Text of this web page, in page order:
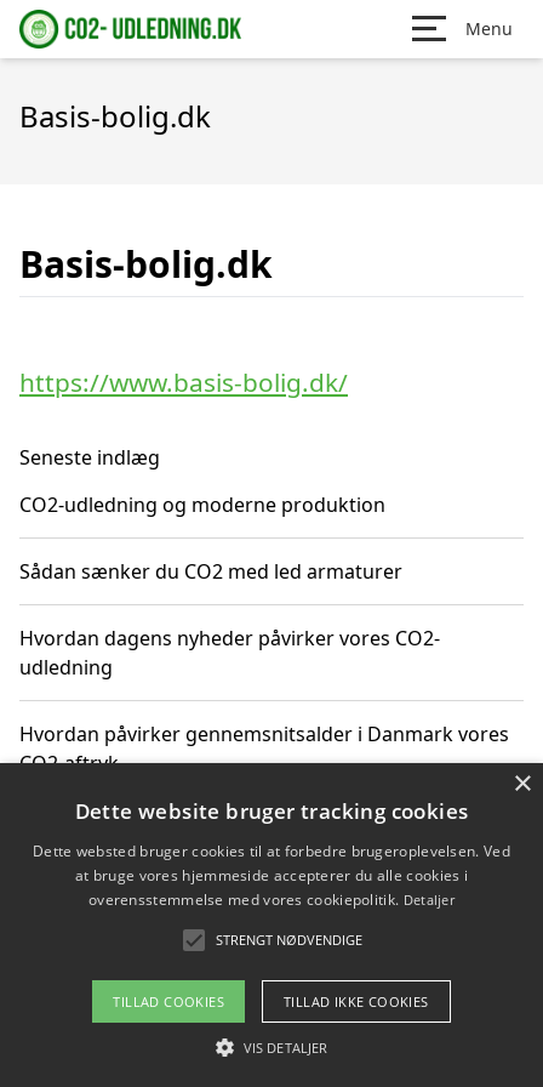
Menu
Basis-bolig.dk
Basis-bolig.dk
https://www.basis-bolig.dk/
Seneste indlæg
CO2-udledning og moderne produktion
Sådan sænker du CO2 med led armaturer
Hvordan dagens nyheder påvirker vores CO2-
udledning
Hvordan påvirker gennemsnitsalder i Danmark vores
CO2-aftryk
Hvordan nyheder om CO2-udledning påvirker vores
hverdag
Om / kontakt
Blog Betingelser
×
Dette website bruger tracking cookies
Dette websted bruger cookies til at forbedre brugeroplevelsen. Ved
at bruge vores hjemmeside accepterer du alle cookies i
overensstemmelse med vores cookiepolitik. Detaljer
STRENGT NØDVENDIGE
TILLAD COOKIES TILLAD IKKE COOKIES
VIS DETALJER